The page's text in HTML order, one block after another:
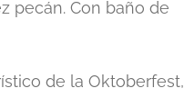
pecán. Con baño de
de la Oktoberfest,